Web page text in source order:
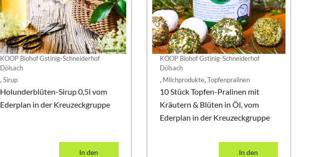
KOOP Biohof Gstinig-Schneiderhof
Dölsach
Sirup
Holunderblüten-Sirup 0,5l vom
Ederplan in der Kreuzeckgruppe
In den
KOOP Biohof Gstinig-Schneiderhof
Dölsach
Milchprodukte, Topfenpralinen
10 Stück Topfen-Pralinen mit
Kräutern & Blüten in Öl, vom
Ederplan in der Kreuzeckgruppe
In den